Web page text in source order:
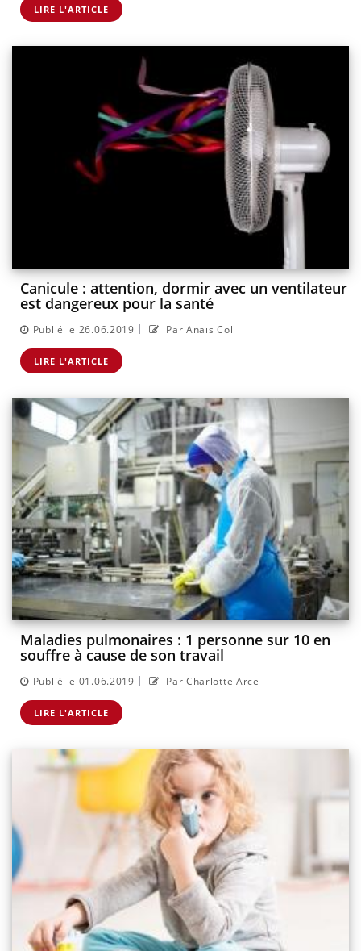
LIRE L'ARTICLE
Canicule : attention, dormir avec un ventilateur
est dangereux pour la santé
Publié le 26.06.2019 | Par Anaïs Col
LIRE L'ARTICLE
Maladies pulmonaires : 1 personne sur 10 en
souffre à cause de son travail
Publié le 01.06.2019 | Par Charlotte Arce
LIRE L'ARTICLE